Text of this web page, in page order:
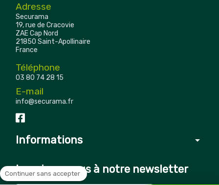
Adresse
Securama
19, rue de Cracovie
ZAE Cap Nord
21850 Saint-Apollinaire
France
Téléphone
03 80 74 28 15
E-mail
info@securama.fr
Informations arrow_drop_down
Inscrivez-vous à notre newsletter
Continuer sans accepter